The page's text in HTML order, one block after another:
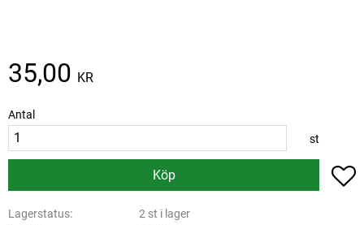
35,00 KR
Antal
st
Köp
Lagerstatus
2 st i lager